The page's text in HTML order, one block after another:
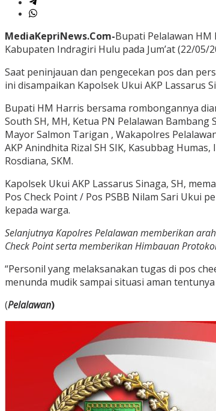
MediaKepriNews.Com-Bupati Pelalawan
Kabupaten Indragiri Hulu pada Jum’at (22/05/
Saat peninjauan dan pengecekan pos dan
ini disampaikan Kapolsek Ukui AKP Lassarus
Bupati HM Harris bersama rombongannya
South SH, MH, Ketua PN Pelalawan Bambang
Mayor Salmon Tarigan , Wakapolres
AKP Anindhita Rizal SH SIK, Kasubbag
Rosdiana, SKM.
Kapolsek Ukui AKP Lassarus Sinaga, SH,
Pos Check Point / Pos PSBB Nilam Sari Ukui
kepada warga.
Selanjutnya Kapolres Pelalawan memberikan
Check Point serta memberikan Himbauan
“Personil yang melaksanakan tugas di pos
menunda mudik sampai situasi aman
(Pelalawan)